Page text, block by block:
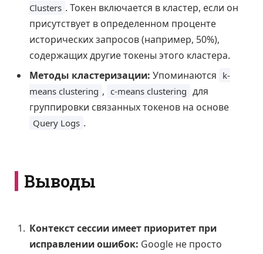
Clusters . Токен включается в кластер, если он
присутствует в определенном проценте
исторических запросов (например, 50%),
содержащих другие токены этого кластера.
Методы кластеризации: Упоминаются k-
means clustering , c-means clustering для
группировки связанных токенов на основе
Query Logs .
Выводы
Контекст сессии имеет приоритет при
исправлении ошибок: Google не просто